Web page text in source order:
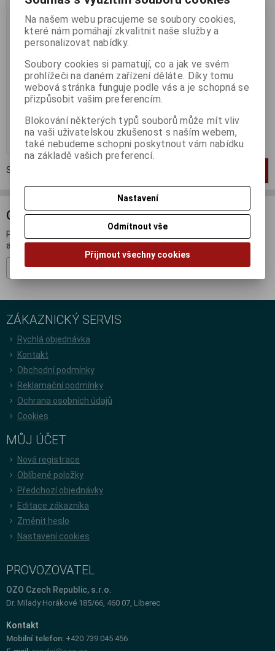
Chladící podložka C-TECH
CLP-S100
Termín dodání (dny):3
1x 140mm, 2x USB, modré
podsvícení
236 Kč
195 Kč (bez DPH:)
Koupit
Strana
ODBĚR NOVINEK
Přihlašte se k odběru novinek a buďte informováni o novinkách,
akcích a soutěžích.
Registrovat
ZÁKAZNICKÝ SERVIS
Rychlá objednávka
Kontakt
Obchodní podmínky
Reklamační podmínky
Ochrana osobních údajů
Cookies
MŮJ ÚČET
Nová registrace
Oblíbené položky
Předchozí objednávky
Editace zákazníka
Změnit heslo
Nastavení cookies
PROVOZOVATEL
OZO Czech Republic, s.r.o.
Dr. Milady Horákové 185/66, 460 07, Liberec
Kontakt
Mobilní telefon: +420 739 045 456
Na našem webu pracujeme se soubory cookies,
které nám pomáhají zkvalitnit naše služby a
personalizovat nabídky.
Soubory cookies si pamatují, co a jak ve svém
prohlížeči na daném zařízení děláte. Díky tomu
webová stránka funguje podle vás a je schopná se
přizpůsobit vašim preferencím.
Blokování některých typů souborů může mít vliv
na vaši uživatelskou zkušenost s naším webem,
také nebudeme schopni poskytnout vám nabídku
na základě vašich preferencí.
Nastavení
Odmítnout vše
Přijmout všechny cookies